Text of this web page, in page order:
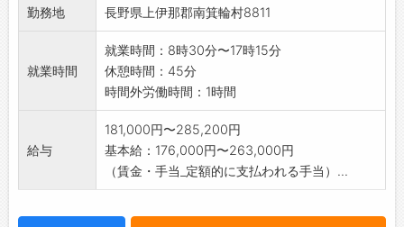
勤務地 長野県上伊那郡南箕輪村8811
就業時間
就業時間：8時30分〜17時15分
休憩時間：45分
時間外労働時間：1時間
給与
181,000円〜285,200円
基本給：176,000円〜263,000円
（賃金・手当_定額的に支払われる手当）...